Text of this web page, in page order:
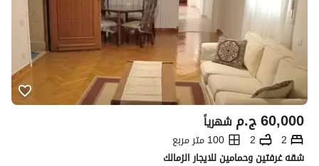
ج.م60,000 شهرياً
2
2
100 متر مربع
شقه غرفتين وحمامين للايجار الزمالك